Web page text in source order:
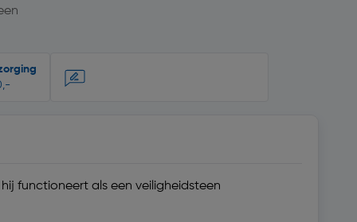
functioneert als een veiligheidsteen